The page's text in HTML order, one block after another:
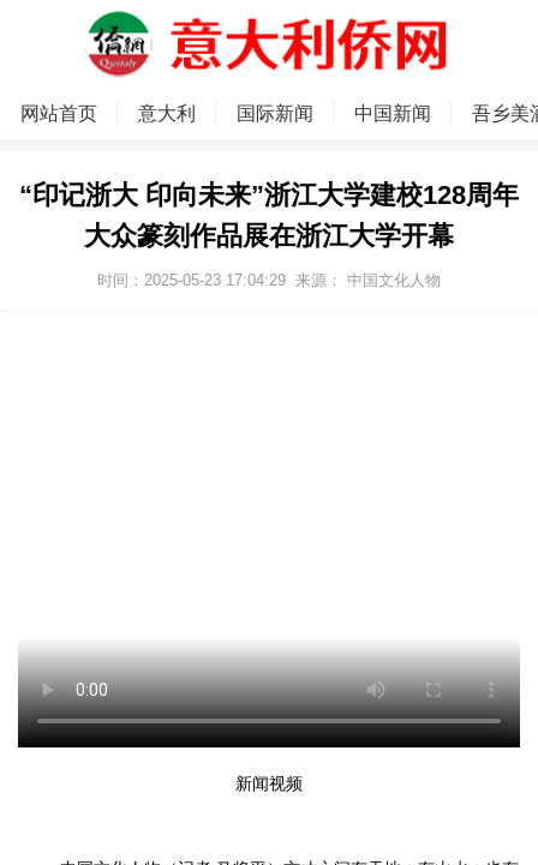
网站首页 意大利 国际新闻 中国新闻 吾乡美
“印记浙大 印向未来”浙江大学建校128周年
大众篆刻作品展在浙江大学开幕
时间：2025-05-23 17:04:29 来源： 中国文化人物
新闻视频